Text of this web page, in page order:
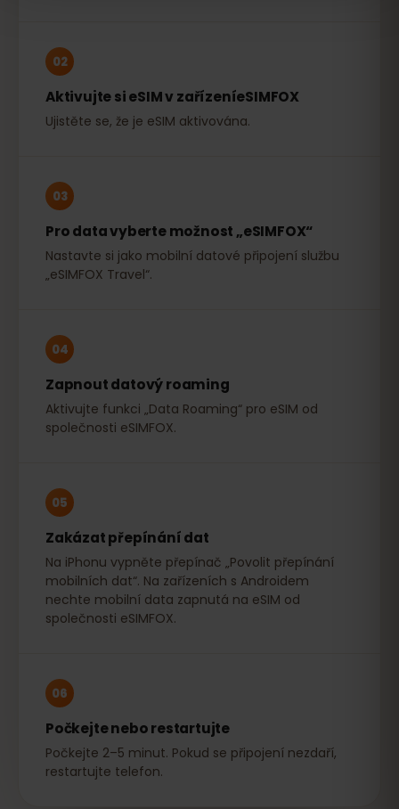
02
Aktivujte si eSIM v zařízeníeSIMFOX
Ujistěte se, že je eSIM aktivována.
03
Pro data vyberte možnost „eSIMFOX“
Nastavte si jako mobilní datové připojení službu
„eSIMFOX Travel“.
04
Zapnout datový roaming
Aktivujte funkci „Data Roaming“ pro eSIM od
společnosti eSIMFOX.
05
Zakázat přepínání dat
Na iPhonu vypněte přepínač „Povolit přepínání
mobilních dat“. Na zařízeních s Androidem
nechte mobilní data zapnutá na eSIM od
společnosti eSIMFOX.
06
Počkejte nebo restartujte
Počkejte 2–5 minut. Pokud se připojení nezdaří,
restartujte telefon.